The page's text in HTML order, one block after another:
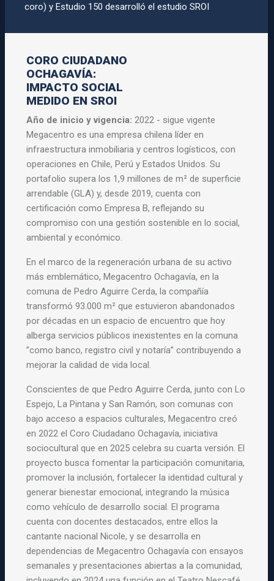
coro) y Estudio 150 desarrolló el estudio SROI
CORO CIUDADANO
OCHAGAVÍA:
IMPACTO SOCIAL
MEDIDO EN SROI
Año de inicio y vigencia:2022 - sigue vigente
Megacentro es una empresa chilena líder en
infraestructura inmobiliaria y centros logísticos, con
operaciones en Chile, Perú y Estados Unidos. Su
portafolio supera los 1,9 millones de m² de superficie
arrendable (GLA) y, desde 2019, cuenta con
certificación como Empresa B, reflejando su
compromiso con una gestión sostenible en lo social,
ambiental y económico.
En el marco de la regeneración urbana de su activo
más emblemático, Megacentro Ochagavía, en la
comuna de Pedro Aguirre Cerda, la compañía
transformó 93.000 m² que estuvieron abandonados
por décadas en un espacio de encuentro que hoy
alberga servicios públicos inexistentes en la comuna
”como banco, registro civil y notaría” contribuyendo a
mejorar la calidad de vida local.
Conscientes de que Pedro Aguirre Cerda, junto con Lo
Espejo, La Pintana y San Ramón, son comunas con
bajo acceso a espacios culturales, Megacentro creó
en 2022 el Coro Ciudadano Ochagavía, iniciativa
sociocultural que en 2025 celebra su cuarta versión. El
proyecto busca fomentar la participación comunitaria,
promover la inclusión, fortalecer la identidad cultural y
generar bienestar emocional, integrando la música
como vehículo de desarrollo social. El programa
cuenta con docentes destacados, entre ellos la
cantante nacional Nicole, y se desarrolla en
dependencias de Megacentro Ochagavía con ensayos
semanales y presentaciones abiertas a la comunidad,